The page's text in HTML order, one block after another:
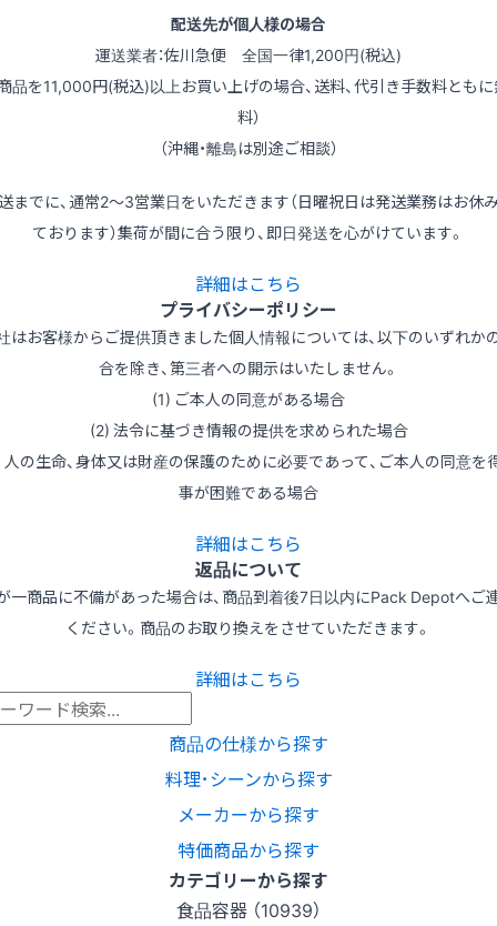
配送先が個人様の場合
運送業者：佐川急便 全国一律1,200円(税込)
品を11,000円(税込)以上お買い上げの場合、送料、代引き手数料とも
料）
（沖縄・離島は別途ご相談）
までに、通常2～3営業日をいただきます（日曜祝日は発送業務はお休
ております）集荷が間に合う限り、即日発送を心がけています。
詳細はこちら
プライバシーポリシー
はお客様からご提供頂きました個人情報については、以下のいずれか
合を除き、第三者への開示はいたしません。
(1) ご本人の同意がある場合
(2) 法令に基づき情報の提供を求められた場合
の生命、身体又は財産の保護のために必要であって、ご本人の同意を
事が困難である場合
詳細はこちら
返品について
一商品に不備があった場合は、商品到着後7日以内にPack Depotへご
ください。商品のお取り換えをさせていただきます。
詳細はこちら
商品の仕様から探す
料理･シーンから探す
メーカーから探す
特価商品から探す
カテゴリーから探す
食品容器 （10939）